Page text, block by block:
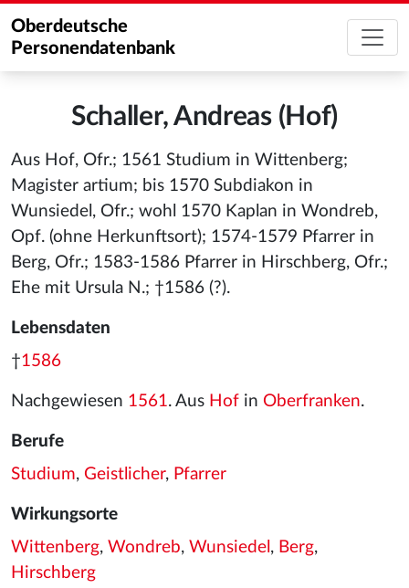
Oberdeutsche
Personendatenbank
Schaller, Andreas (Hof)
Aus Hof, Ofr.; 1561 Studium in Wittenberg;
Magister artium; bis 1570 Subdiakon in
Wunsiedel, Ofr.; wohl 1570 Kaplan in Wondreb,
Opf. (ohne Herkunftsort); 1574-1579 Pfarrer in
Berg, Ofr.; 1583-1586 Pfarrer in Hirschberg, Ofr.;
Ehe mit Ursula N.; †1586 (?).
Lebensdaten
†1586
Nachgewiesen 1561. Aus Hof in Oberfranken.
Berufe
Studium, Geistlicher, Pfarrer
Wirkungsorte
Wittenberg, Wondreb, Wunsiedel , Berg,
Hirschberg